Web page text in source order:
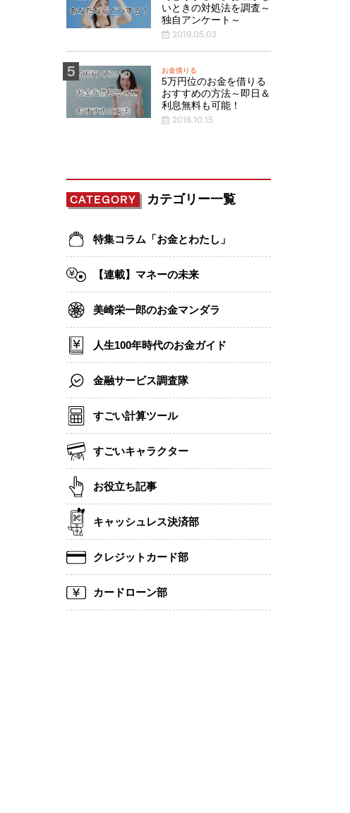
いときの対処法を調査～
独自アンケート～
2019.05.03
お金借りる
5万円位のお金を借りる
おすすめの方法～即日＆
利息無料も可能！
2018.10.15
CATEGORY カテゴリー一覧
特集コラム「お金とわたし」
【連載】マネーの未来
美崎栄一郎のお金マンダラ
人生100年時代のお金ガイド
金融サービス調査隊
すごい計算ツール
すごいキャラクター
お役立ち記事
キャッシュレス決済部
クレジットカード部
カードローン部